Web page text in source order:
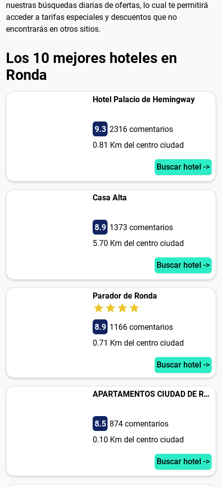
nuestras búsquedas diarias de ofertas, lo cual te permitirá
acceder a tarifas especiales y descuentos que no
encontrarás en otros sitios.
Los 10 mejores hoteles en
Ronda
Hotel Palacio de Hemingway
9.3 2316 comentarios
0.81 Km del centro ciudad
Buscar hotel ->
Casa Alta
8.9 1373 comentarios
5.70 Km del centro ciudad
Buscar hotel ->
Parador de Ronda
8.9 1166 comentarios
0.71 Km del centro ciudad
Buscar hotel ->
APARTAMENTOS CIUDAD DE RONDA
8.5 874 comentarios
0.10 Km del centro ciudad
Buscar hotel ->